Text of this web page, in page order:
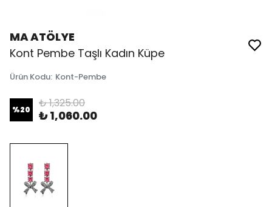
MA ATÖLYE
Kont Pembe Taşlı Kadın Küpe
Ürün Kodu: Kont-Pembe
%20 ₺ 1,325.00
₺ 1,060.00